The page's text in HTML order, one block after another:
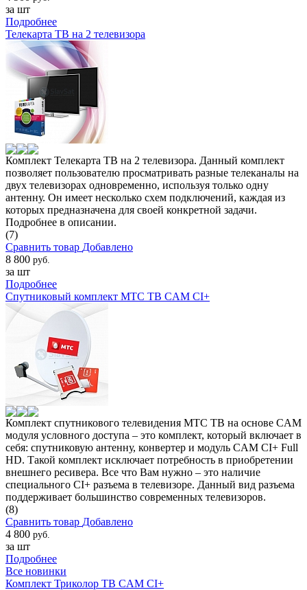
за шт
Подробнее
Телекарта ТВ на 2 телевизора
Комплект Телекарта ТВ на 2 телевизора. Данный комплект
позволяет пользователю просматривать разные телеканалы на
двух телевизорах одновременно, используя только одну
антенну. Он имеет несколько схем подключений, каждая из
которых предназначена для своей конкретной задачи.
Подробнее в описании.
(7)
Сравнить товар Добавлено
8 800 руб.
за шт
Подробнее
Спутниковый комплект МТС ТВ CAM CI+
Комплект спутникового телевидения МТС ТВ на основе CAM
модуля условного доступа – это комплект, который включает в
себя: спутниковую антенну, конвертер и модуль CAM CI+ Full
HD. Такой комплект исключает потребность в приобретении
внешнего ресивера. Все что Вам нужно – это наличие
специального CI+ разъема в телевизоре. Данный вид разъема
поддерживает большинство современных телевизоров.
(8)
Сравнить товар Добавлено
4 800 руб.
за шт
Подробнее
Все новинки
Комплект Триколор ТВ CAM CI+